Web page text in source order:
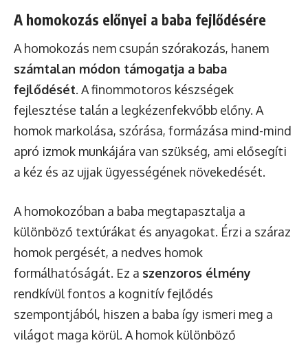
A homokozás előnyei a baba fejlődésére
A homokozás nem csupán szórakozás, hanem
számtalan módon támogatja a baba
fejlődését. A finommotoros készségek
fejlesztése talán a legkézenfekvőbb előny. A
homok markolása, szórása, formázása mind-mind
apró izmok munkájára van szükség, ami elősegíti
a kéz és az ujjak ügyességének növekedését.
A homokozóban a baba megtapasztalja a
különböző textúrákat és anyagokat. Érzi a száraz
homok pergését, a nedves homok
formálhatóságát. Ez a szenzoros élmény
rendkívül fontos a kognitív fejlődés
szempontjából, hiszen a baba így ismeri meg a
világot maga körül. A homok különböző